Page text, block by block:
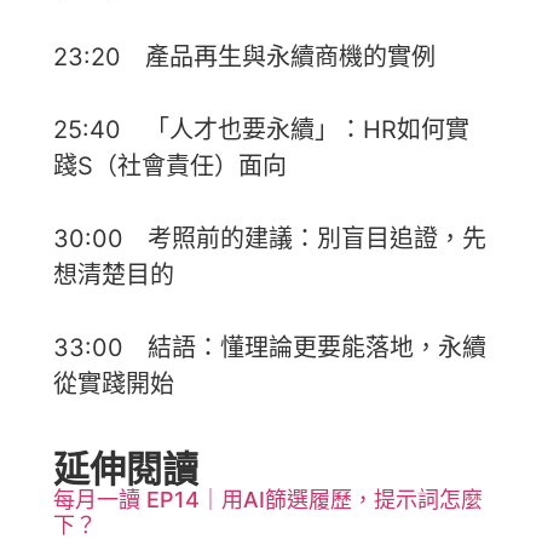
23:20 產品再生與永續商機的實例
25:40 「人才也要永續」：HR如何實
踐S（社會責任）面向
30:00 考照前的建議：別盲目追證，先
想清楚目的
33:00 結語：懂理論更要能落地，永續
從實踐開始
延伸閱讀
每月一讀 EP14｜用AI篩選履歷，提示詞怎麼
下？